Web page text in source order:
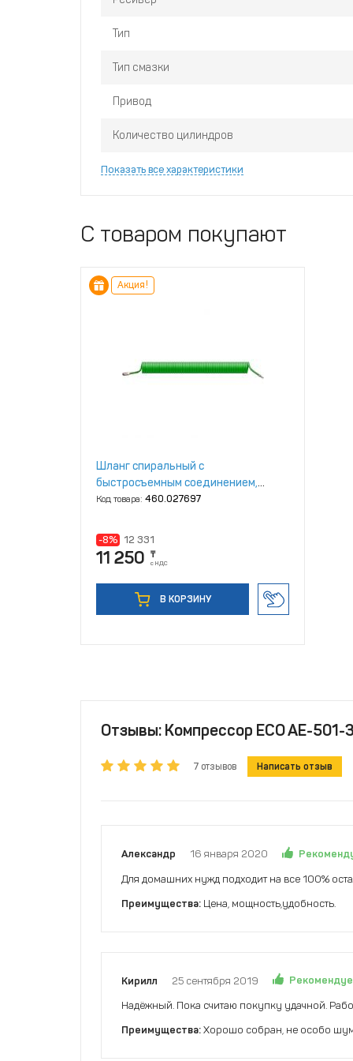
Тип
Тип смазки
Привод
Количество цилиндров
Показать все характеристики
С товаром покупают
Акция!
Шланг спиральный с
быстросъемным соединением,
8/12мм, 15м, ECO, (AHU‑1580)
Код товара: 460.027697
-8% 12 331
11 250 ₸
с НДС
В КОРЗИНУ
Отзывы: Компрессор ECO AE-
7 отзывов Написать отзыв
Александр 16 января 2020
Для домашних нужд подходит на все 100%
Преимущества: Цена, мощность,удобность.
Кирилл 25 сентября 2019
Надёжный. Пока считаю покупку удачной.
Преимущества: Хорошо собран, не особо